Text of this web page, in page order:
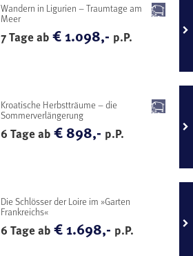
Wandern in Ligurien – Traumtage am
Meer
7 Tage ab€ 1.098,- p.P.
Kroatische Herbstträume – die
Sommerverlängerung
6 Tage ab€ 898,- p.P.
Die Schlösser der Loire im »Garten
Frankreichs«
6 Tage ab€ 1.698,- p.P.